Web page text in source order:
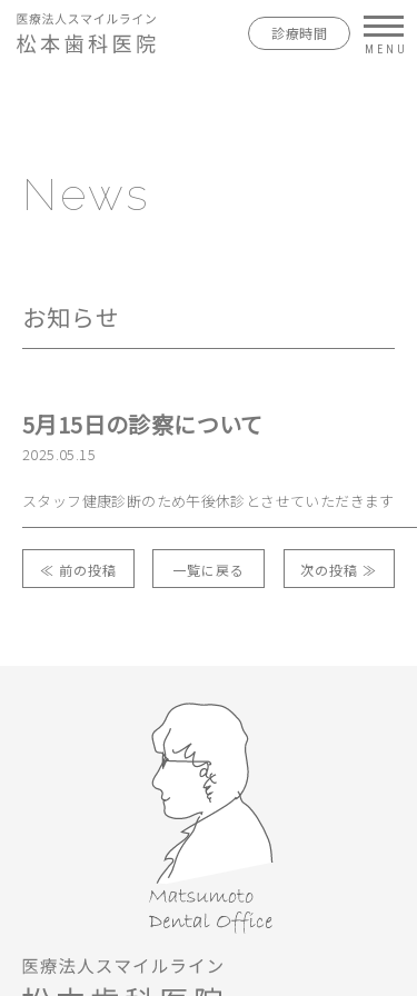
診療時間
News
お知らせ
5月15日の診察について
2025.05.15
スタッフ健康診断のため午後休診とさせていただきます
≪ 前の投稿 一覧に戻る 次の投稿 ≫